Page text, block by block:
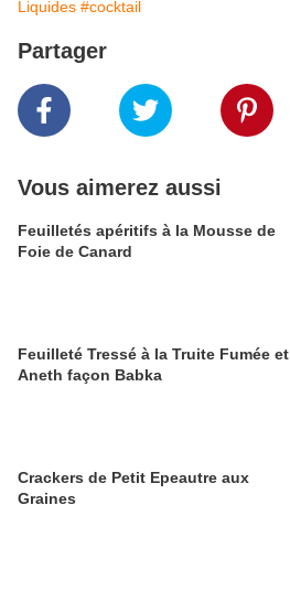
Liquides #cocktail
Partager
Vous aimerez aussi
Feuilletés apéritifs à la Mousse de
Foie de Canard
Feuilleté Tressé à la Truite Fumée et
Aneth façon Babka
Crackers de Petit Epeautre aux
Graines